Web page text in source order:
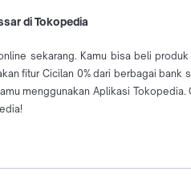
di Tokopedia
sekarang. Kamu bisa beli
fitur Cicilan 0% dari berbagai
menggunakan Aplikasi